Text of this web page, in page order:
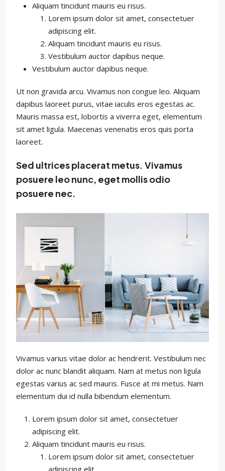
Aliquam tincidunt mauris eu risus.
Lorem ipsum dolor sit amet, consectetuer
adipiscing elit.
Aliquam tincidunt mauris eu risus.
Vestibulum auctor dapibus neque.
Vestibulum auctor dapibus neque.
Ut non gravida arcu. Vivamus non congue leo. Aliquam
dapibus laoreet purus, vitae iaculis eros egestas ac.
Mauris massa est, lobortis a viverra eget, elementum
sit amet ligula. Maecenas venenatis eros quis porta
laoreet.
Sed ultrices placerat metus. Vivamus
posuere leo nunc, eget mollis odio
posuere nec.
Vivamus varius vitae dolor ac hendrerit. Vestibulum nec
dolor ac nunc blandit aliquam. Nam at metus non ligula
egestas varius ac sed mauris. Fusce at mi metus. Nam
elementum dui id nulla bibendum elementum.
Lorem ipsum dolor sit amet, consectetuer
adipiscing elit.
Aliquam tincidunt mauris eu risus.
Lorem ipsum dolor sit amet, consectetuer